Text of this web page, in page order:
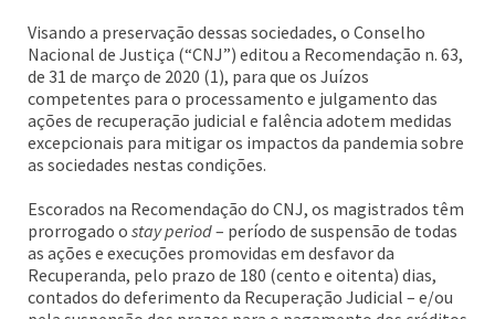
Visando a preservação dessas sociedades, o Conselho
Nacional de Justiça (“CNJ”) editou a Recomendação n. 63,
de 31 de março de 2020 (1), para que os Juízos
competentes para o processamento e julgamento das
ações de recuperação judicial e falência adotem medidas
excepcionais para mitigar os impactos da pandemia sobre
as sociedades nestas condições.
Escorados na Recomendação do CNJ, os magistrados têm
prorrogado o stay period– período de suspensão de todas
as ações e execuções promovidas em desfavor da
Recuperanda, pelo prazo de 180 (cento e oitenta) dias,
contados do deferimento da Recuperação Judicial – e/ou